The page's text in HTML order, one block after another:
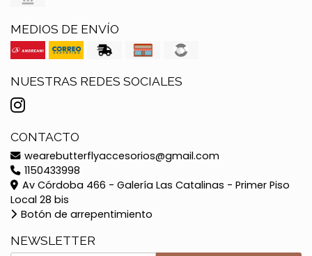
MEDIOS DE ENVÍO
NUESTRAS REDES SOCIALES
CONTACTO
wearebutterflyaccesorios@gmail.com
1150433998
Av Córdoba 466 - Galería Las Catalinas - Primer Piso
Local 28 bis
Botón de arrepentimiento
NEWSLETTER